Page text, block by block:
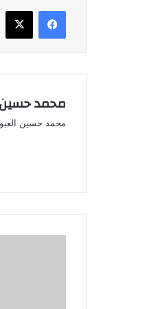
فيسبوك ‫X
محمد حسين
محمد حسين